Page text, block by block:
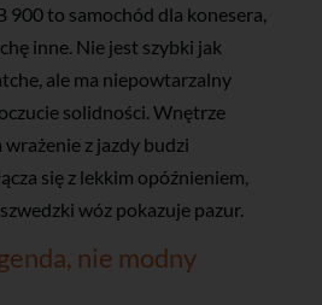
900 to samochód dla konesera,
inne. Nie jest szybki jak
ale ma niepowtarzalny
solidności. Wnętrze
wrażenie z jazdy budzi
się z lekkim opóźnieniem,
wóz pokazuje pazur.
nie modny